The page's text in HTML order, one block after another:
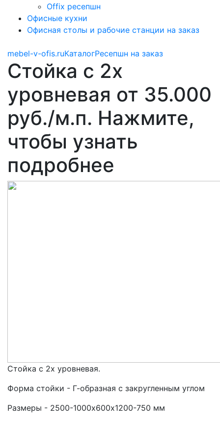
Offix ресепшн
Офисные кухни
Офисная столы и рабочие станции на заказ
mebel-v-ofis.ruКаталогРесепшн на заказ
Стойка с 2х
уровневая от 35.000
руб./м.п. Нажмите,
чтобы узнать
подробнее
Стойка с 2х уровневая.
Форма стойки - Г-образная с закругленным углом
Размеры - 2500-1000х600х1200-750 мм